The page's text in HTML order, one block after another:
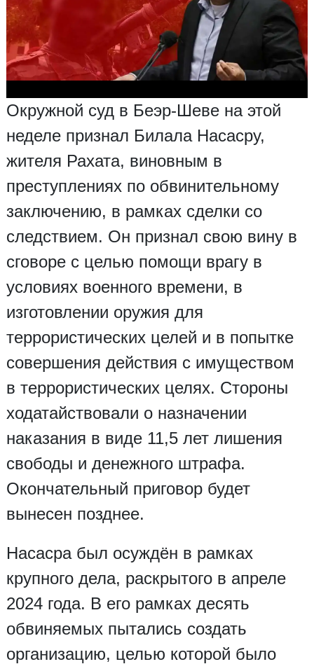
Окружной суд в Беэр-Шеве на этой
неделе признал Билала Насасру,
жителя Рахата, виновным в
преступлениях по обвинительному
заключению, в рамках сделки со
следствием. Он признал свою вину в
сговоре с целью помощи врагу в
условиях военного времени, в
изготовлении оружия для
террористических целей и в попытке
совершения действия с имуществом
в террористических целях. Стороны
ходатайствовали о назначении
наказания в виде 11,5 лет лишения
свободы и денежного штрафа.
Окончательный приговор будет
вынесен позднее.
Насасра был осуждён в рамках
крупного дела, раскрытого в апреле
2024 года. В его рамках десять
обвиняемых пытались создать
организацию, целью которой было